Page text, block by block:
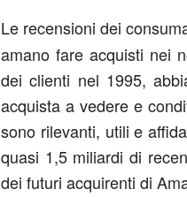
Le recensioni dei
amano fare acquisti nei
dei clienti nel 1995,
acquista a vedere e
sono rilevanti, utili e
quasi 1,5 miliardi di
dei futuri acquirenti di